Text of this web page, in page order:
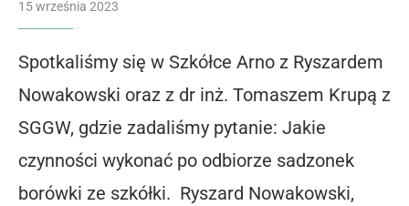
15 września 2023
Spotkaliśmy się w Szkółce Arno z Ryszardem
Nowakowski oraz z dr inż. Tomaszem Krupą z
SGGW, gdzie zadaliśmy pytanie: Jakie
czynności wykonać po odbiorze sadzonek
borówki ze szkółki. Ryszard Nowakowski,